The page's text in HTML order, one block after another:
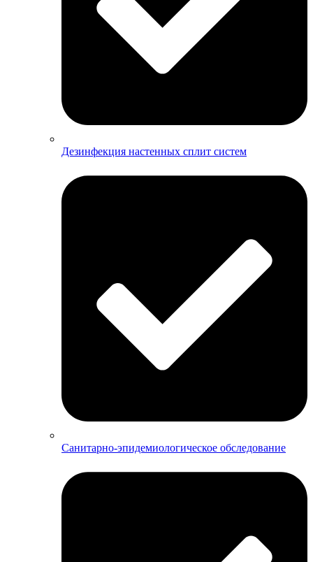
Дезинфекция настенных сплит систем
Санитарно-эпидемиологическое обследование